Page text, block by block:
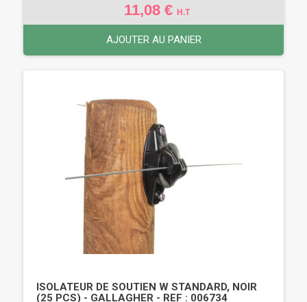
11,08 € H.T
AJOUTER AU PANIER
ISOLATEUR DE SOUTIEN W STANDARD, NOIR
(25 PCS) - GALLAGHER - REF : 006734